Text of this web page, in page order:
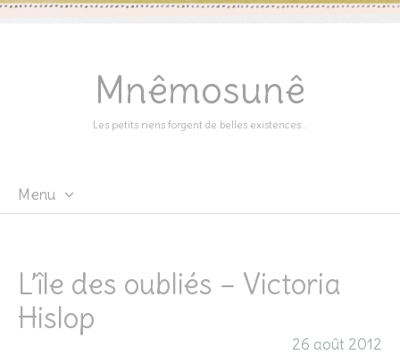
Mnêmosunê
Les petits riens forgent de belles existences…
Menu
L’île des oubliés – Victoria
Hislop
26 août 2012